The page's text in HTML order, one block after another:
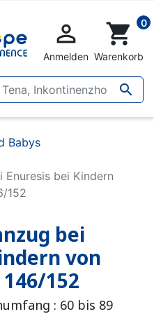


Anmelden
shopping_cart 0
Warenkorb
Babys
Enuresis bei Kindern
152
bei
von
152
: 60 bis 89